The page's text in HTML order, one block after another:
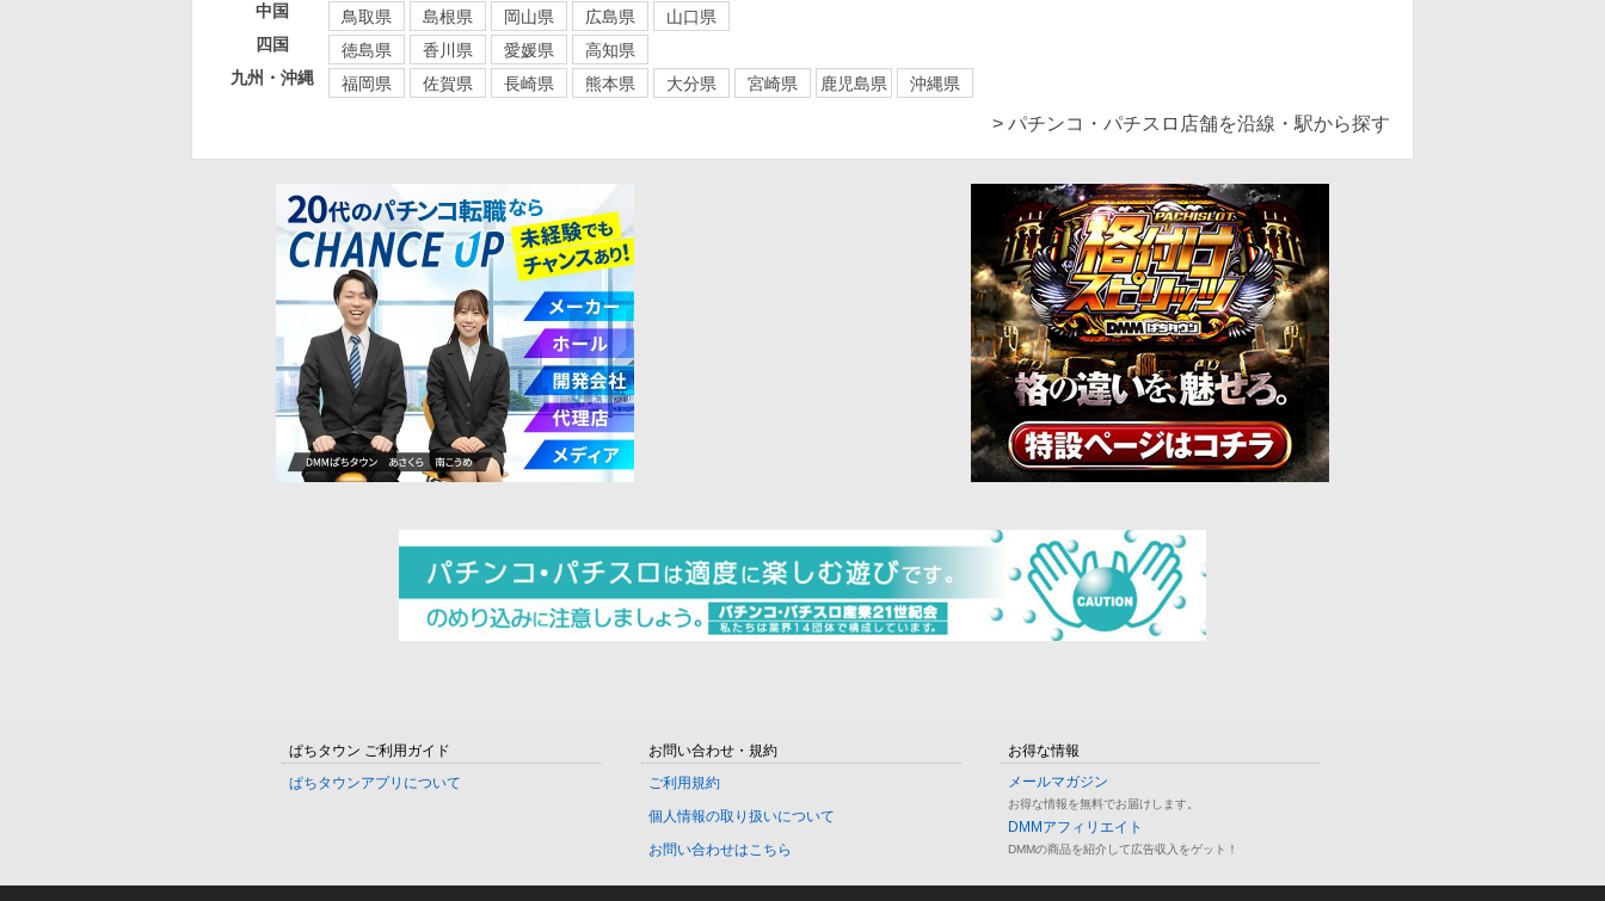
中国
鳥取県 島根県 岡山県 広島県
山口県
四国
徳島県 香川県 愛媛県
高知県
九州・沖縄
福岡県 佐賀県 長崎県 熊本県 大分県 宮崎県 鹿児島県 沖縄県
> パチンコ・パチスロ店舗を沿線・駅から探す
ぱちタウン ご利用ガイド
ぱちタウンアプリについて
お問い合わせ・規約
ご利用規約
個人情報の取り扱いについて
お問い合わせはこちら
お得な情報
メールマガジン
お得な情報を無料でお届けします。
DMMアフィリエイト
DMMの商品を紹介して広告収入をゲット！